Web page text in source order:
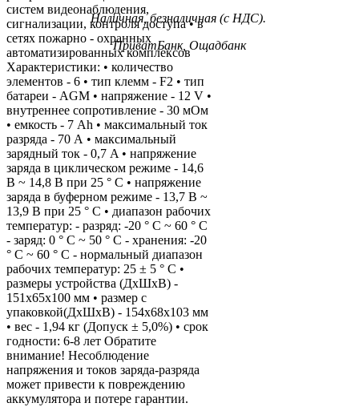
Наличная, безналичная (с НДС).
ПриватБанк, Ощадбанк
систем видеонаблюдения,
сигнализации, контроля доступа • в
сетях пожарно - охранных
автоматизированных комплексов
Характеристики: • количество
элементов - 6 • тип клемм - F2 • тип
батареи - AGM • напряжение - 12 V •
внутреннее сопротивление - 30 мОм
• емкость - 7 Ah • максимальный ток
разряда - 70 А • максимальный
зарядный ток - 0,7 A • напряжение
заряда в циклическом режиме - 14,6
В ~ 14,8 В при 25 ° С • напряжение
заряда в буферном режиме - 13,7 В ~
13,9 В при 25 ° С • диапазон рабочих
температур: - разряд: -20 ° C ~ 60 ° C
- заряд: 0 ° C ~ 50 ° C - хранения: -20
° C ~ 60 ° C - нормальный диапазон
рабочих температур: 25 ± 5 ° C •
размеры устройства (ДхШхВ) -
151х65x100 мм • размер с
упаковкой(ДхШхВ) - 154х68x103 мм
• вес - 1,94 кг (Допуск ± 5,0%) • срок
годности: 6-8 лет Обратите
внимание! Несоблюдение
напряжения и токов заряда-разряда
может привести к повреждению
аккумулятора и потере гарантии.